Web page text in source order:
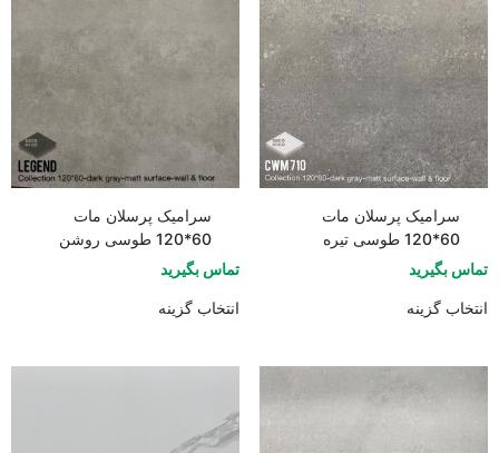
سرامیک پرسلان مات
60*120 طوسی تیره
تماس بگیرید
انتخاب گزینه
سرامیک پرسلان مات
60*120 طوسی روشن
تماس بگیرید
انتخاب گزینه